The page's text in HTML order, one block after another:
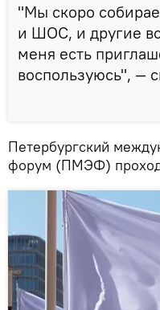
"Мы скоро
и ШОС, и другие
меня есть
воспользуюсь", —
Петербургский
форум (ПМЭФ)